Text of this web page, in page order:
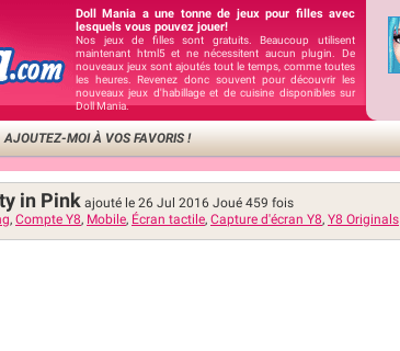
Doll Mania a une tonne de jeux pour filles avec
lesquels vous pouvez jouer!
Nos jeux de filles sont gratuits. Beaucoup utilisent
maintenant html5 et ne nécessitent aucun plugin. De
nouveaux jeux sont ajoutés tout le temps, comme toutes
les heures. Revenez donc souvent pour découvrir les
nouveaux jeux d'habillage et de cuisine disponibles sur
Doll Mania.
AJOUTEZ-MOI À VOS FAVORIS !
in Pink ajouté le 26 Jul 2016 Joué 459 fois
, Compte Y8, Mobile, Écran tactile, Capture d'écran Y8, Y8 Originals